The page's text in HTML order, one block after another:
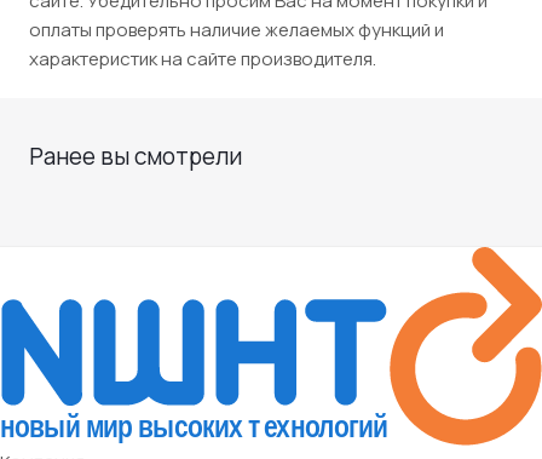
оплаты проверять наличие желаемых функций и
характеристик на сайте производителя.
Ранее вы смотрели